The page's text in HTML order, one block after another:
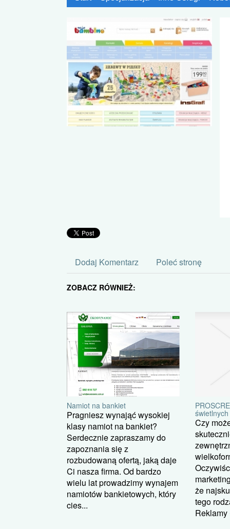
Dodaj Komentarz Poleć stronę
ZOBACZ RÓWNIEŻ:
Namiot na bankiet
Pragniesz wynająć wysokiej
klasy namiot na bankiet?
Serdecznie zapraszamy do
zapoznania się z
rozbudowaną ofertą, jaką daje
Ci nasza firma. Od bardzo
wielu lat prowadzimy wynajem
namiotów bankietowych, który
cies...
świetlnych
Czy
że
tego